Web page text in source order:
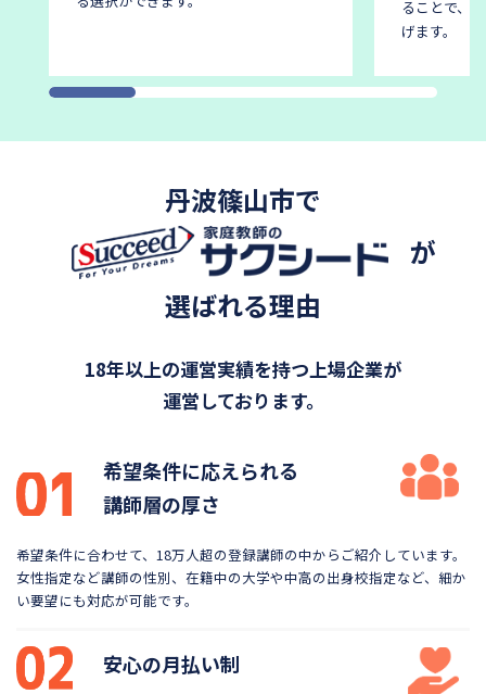
ることで、
げます。
丹波篠山市で
が
選ばれる理由
18年以上の運営実績を持つ上場企業が
運営しております。
希望条件に応えられる
講師層の厚さ
希望条件に合わせて、18万人超の登録講師の中から ご紹介しています。
女性指定など講師の性別、在籍中の大学や中高の出身校指定など、細か
い要望にも対応が可能です。
安心の月払い制